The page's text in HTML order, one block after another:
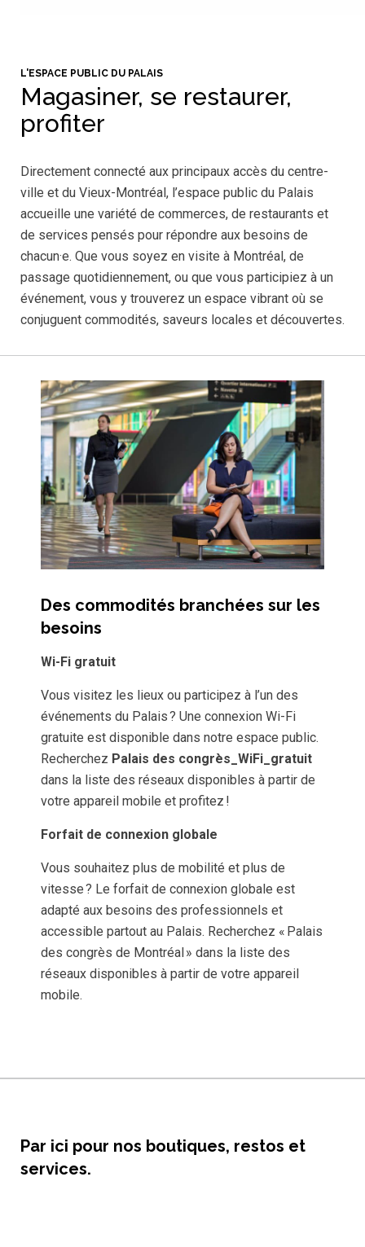
L'ESPACE PUBLIC DU PALAIS
Magasiner, se restaurer,
profiter
Directement connecté aux principaux accès du centre-
ville et du Vieux-Montréal, l’espace public du Palais
accueille une variété de commerces, de restaurants et
de services pensés pour répondre aux besoins de
chacun·e. Que vous soyez en visite à Montréal, de
passage quotidiennement, ou que vous participiez à un
événement, vous y trouverez un espace vibrant où se
conjuguent commodités, saveurs locales et découvertes.
Des commodités branchées sur les
besoins
Wi-Fi gratuit
Vous visitez les lieux ou participez à l’un des
événements du Palais ? Une connexion Wi-Fi
gratuite est disponible dans notre espace public.
Recherchez Palais des congrès_WiFi_gratuit
dans la liste des réseaux disponibles à partir de
votre appareil mobile et profitez !
Forfait de connexion globale
Vous souhaitez plus de mobilité et plus de
vitesse ? Le forfait de connexion globale est
adapté aux besoins des professionnels et
accessible partout au Palais. Recherchez « Palais
des congrès de Montréal » dans la liste des
réseaux disponibles à partir de votre appareil
mobile.
Par ici pour nos boutiques, restos et
services.